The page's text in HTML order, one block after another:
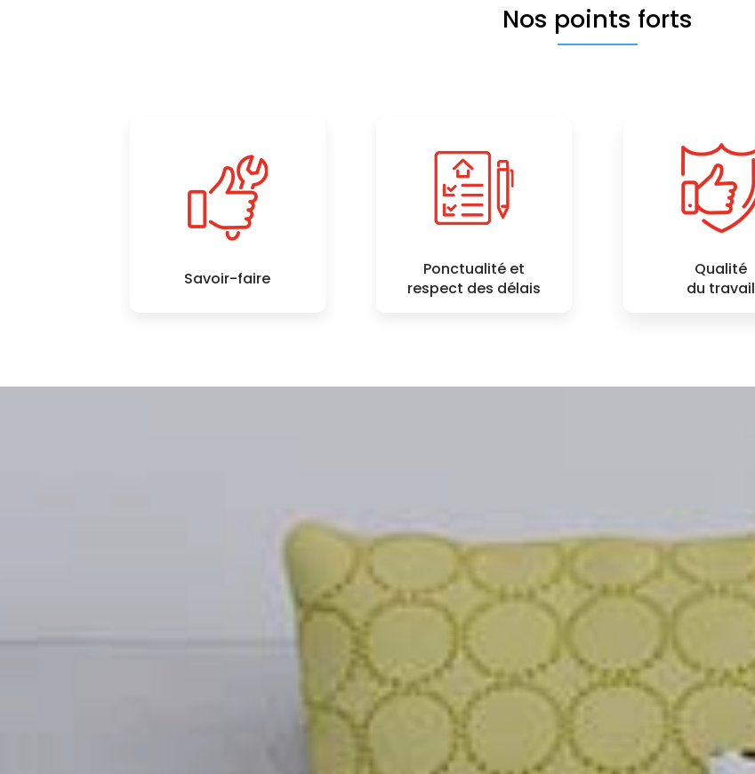
Nos points forts
Savoir-faire
Ponctualité et
respect des délais
Qualité
du travail